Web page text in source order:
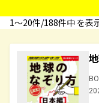
1〜20件/188件中 を表